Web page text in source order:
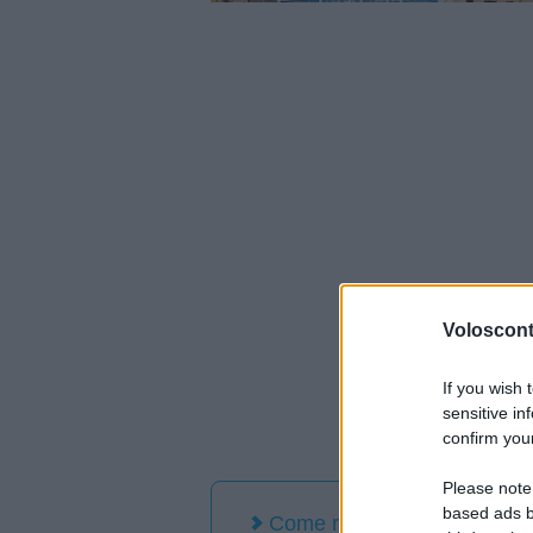
If you wish
sensitive
confirm
Please
based ads
Come raggiungere